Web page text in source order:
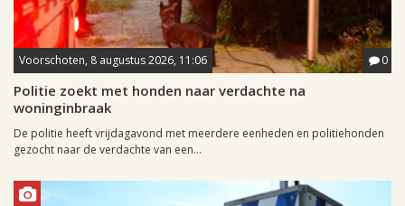
Voorschoten, 8 augustus 2026, 11:06 0
Politie zoekt met honden naar verdachte na
woninginbraak
De politie heeft vrijdagavond met meerdere eenheden en politiehonden
gezocht naar de verdachte van een...